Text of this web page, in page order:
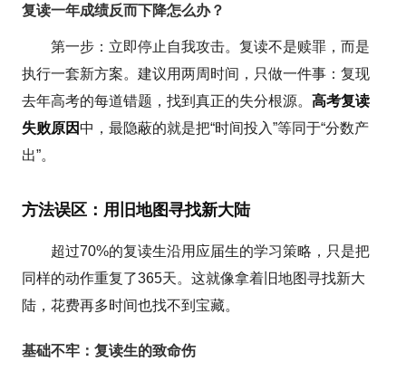
复读一年成绩反而下降怎么办？
第一步：立即停止自我攻击。复读不是赎罪，而是
执行一套新方案。建议用两周时间，只做一件事：复现
去年高考的每道错题，找到真正的失分根源。高考复读
失败原因中，最隐蔽的就是把“时间投入”等同于“分数产
出”。
方法误区：用旧地图寻找新大陆
超过70%的复读生沿用应届生的学习策略，只是把
同样的动作重复了365天。这就像拿着旧地图寻找新大
陆，花费再多时间也找不到宝藏。
基础不牢：复读生的致命伤